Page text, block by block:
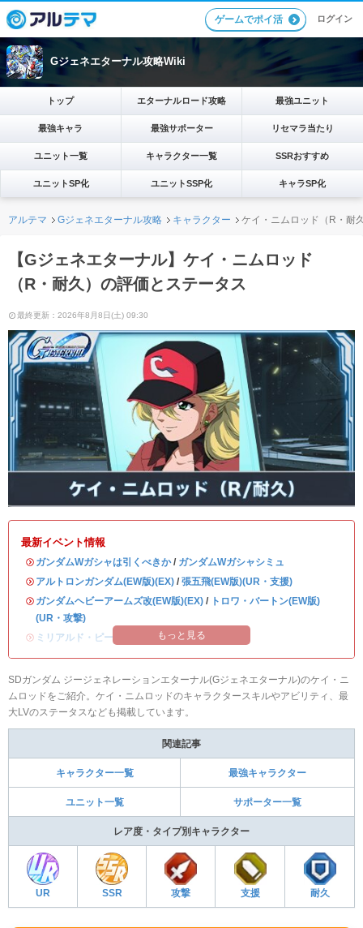
ゲームでポイ活 ログイン
Gジェネエターナル攻略Wiki
トップ エターナルロード攻略 最強ユニット
最強キャラ 最強サポーター リセマラ当たり
ユニット一覧 キャラクター一覧 SSRおすすめ
ユニットSP化 ユニットSSP化 キャラSP化
アルテマ Gジェネエターナル攻略 キャラクター ケイ・ニムロッド（R・耐
【Gジェネエターナル】ケイ・ニムロッド
（R・耐久）の評価とステータス
最終更新：2026年8月8日(土) 09:30
最新イベント情報
・ ガンダムWガシャは引くべきか/ ガンダムWガシャシミュ
・ アルトロンガンダム(EW版)(EX) / 張五飛(EW版)(UR・支援)
・ ガンダムヘビーアームズ改(EW版)(EX) / トロワ・バートン(EW版)
(UR・攻撃)
・ ミリアルド・ピースクラフト&リーブラ
もっと見る
SDガンダム ジージェネレーションエターナル(Gジェネエターナル)のケイ・ニ
ムロッドをご紹介。ケイ・ニムロッドのキャラクタースキルやアビリティ、最
大LVのステータスなども掲載しています。
関連記事
キャラクター一覧 最強キャラクター
ユニット一覧 サポーター一覧
レア度・タイプ別キャラクター
UR SSR 攻撃 支援 耐久